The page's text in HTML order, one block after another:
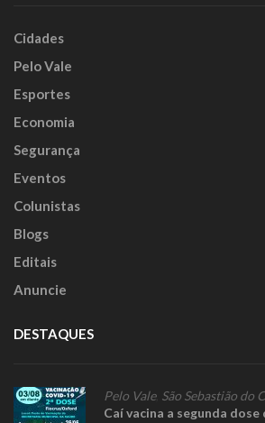
Cidades
Pelo Vale
Esportes
Economia
Segurança
Eventos
Colunistas
Blogs
Editais
Anuncie
DESTAQUES
Pelo Vale, São Sebastião do
Caí vacina a segunda